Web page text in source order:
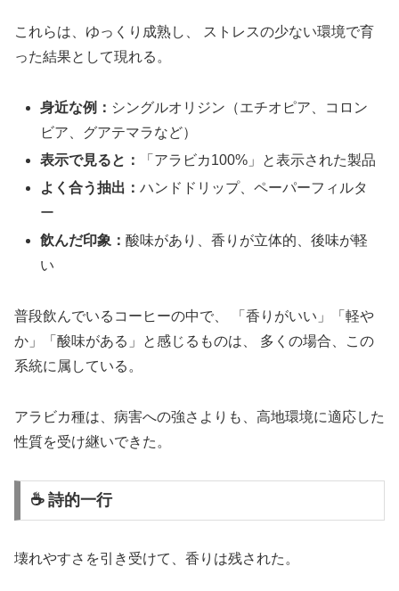
これらは、ゆっくり成熟し、 ストレスの少ない環境で育
った結果として現れる。
身近な例： シングルオリジン（エチオピア、コロン
ビア、グアテマラなど）
表示で見ると：
「アラビカ100%」と表示された製品
よく合う抽出：ハンドドリップ、ペーパーフィルタ
ー
飲んだ印象：酸味があり、香りが立体的、後味が軽
い
普段飲んでいるコーヒーの中で、 「香りがいい」「軽や
か」「酸味がある」と感じるものは、 多くの場合、この
系統に属している。
アラビカ種は、病害への強さよりも、高地環境に適応した
性質を受け継いできた。
☕ 詩的一行
壊れやすさを引き受けて、香りは残された。